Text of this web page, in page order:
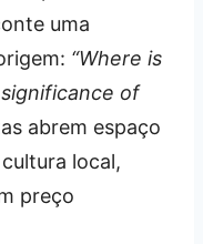
uma
“Where is
significance of
abrem espaço
local,
preço